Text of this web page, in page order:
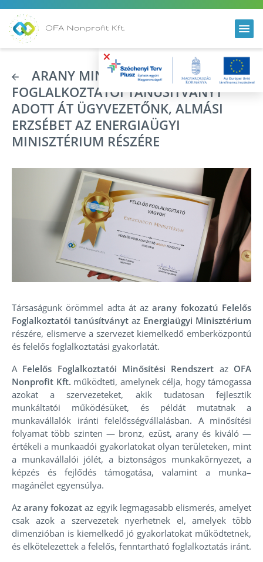
×
ARANY MINŐSÍTÉSŰ FELELŐS
FOGLALKOZTATÓI TANÚSÍTVÁNYT
ADOTT ÁT ÜGYVEZETŐNK, ALMÁSI
ERZSÉBET AZ ENERGIAÜGYI
MINISZTÉRIUM RÉSZÉRE
Társaságunk örömmel adta át azarany fokozatú Felelős
Foglalkoztatói tanúsítványt az Energiaügyi Minisztérium
részére, elismerve a szervezet kiemelkedő emberközpontú
és felelős foglalkoztatási gyakorlatát.
A Felelős Foglalkoztatói Minősítési Rendszert az OFA
Nonprofit Kft. működteti, amelynek célja, hogy támogassa
azokat a szervezeteket, akik tudatosan fejlesztik
munkáltatói működésüket, és példát mutatnak a
munkavállalók iránti felelősségvállalásban. A minősítési
folyamat több szinten — bronz, ezüst, arany és kiváló —
értékeli a munkaadói gyakorlatokat olyan területeken, mint
a munkavállalói jólét, a biztonságos munkakörnyezet, a
képzés és fejlődés támogatása, valamint a munka–
magánélet egyensúlya.
Azarany fokozat az egyik legmagasabb elismerés, amelyet
csak azok a szervezetek nyerhetnek el, amelyek több
dimenzióban is kiemelkedő jó gyakorlatokat működtetnek,
és elkötelezettek a felelős, fenntartható foglalkoztatás iránt.